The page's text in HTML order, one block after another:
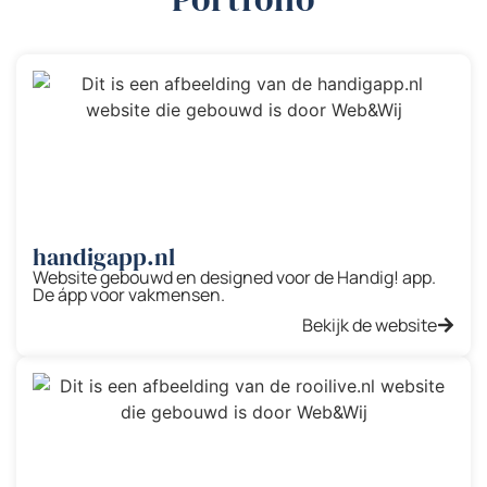
handigapp.nl
Website gebouwd en designed voor de Handig! app.
De ápp voor vakmensen.
Bekijk de website